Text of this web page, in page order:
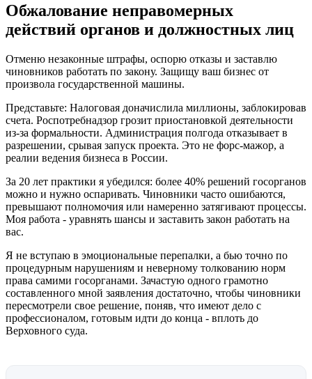
Обжалование неправомерных
действий органов и должностных лиц
Отменю незаконные штрафы, оспорю отказы и заставлю
чиновников работать по закону. Защищу ваш бизнес от
произвола государственной машины.
Представьте: Налоговая доначислила миллионы, заблокировав
счета. Роспотребнадзор грозит приостановкой деятельности
из-за формальности. Администрация полгода отказывает в
разрешении, срывая запуск проекта. Это не форс-мажор, а
реалии ведения бизнеса в России.
За 20 лет практики я убедился: более 40% решений госорганов
можно и нужно оспаривать. Чиновники часто ошибаются,
превышают полномочия или намеренно затягивают процессы.
Моя работа - уравнять шансы и заставить закон работать на
вас.
Я не вступаю в эмоциональные перепалки, а бью точно по
процедурным нарушениям и неверному толкованию норм
права самими госорганами. Зачастую одного грамотно
составленного мной заявления достаточно, чтобы чиновники
пересмотрели свое решение, поняв, что имеют дело с
профессионалом, готовым идти до конца - вплоть до
Верховного суда.